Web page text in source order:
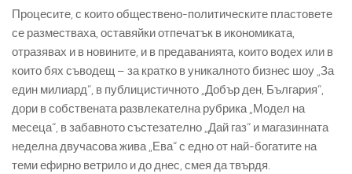
Процесите, с които обществено-политическите пластовете
се разместваха, оставяйки отпечатък в икономиката,
отразявах и в новините, и в предаванията, които водех или в
които бях съводещ – за кратко в уникалното бизнес шоу „За
един милиард“, в публицистичното „Добър ден, България“,
дори в собствената развлекателна рубрика „Модел на
месеца“, в забавното състезателно „Дай газ“ и магазинната
неделна двучасова жива „Ева“ с едно от най-богатите на
теми ефирно ветрило и до днес, смея да твърдя.